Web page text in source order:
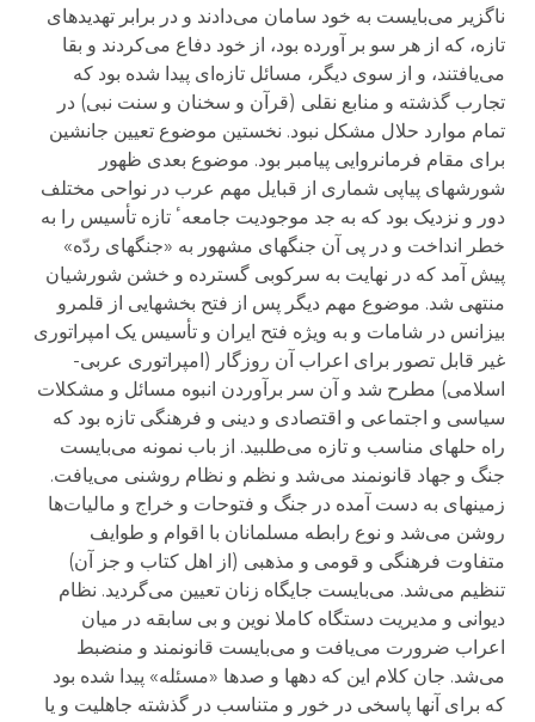
ناگزیر می‌بایست به خود سامان می‌دادند و در برابر تهدیدهای
تازه، که از هر سو بر آورده بود، از خود دفاع می‌کردند و بقا
می‌یافتند، و از سوی دیگر، مسائل تازه‌ای پیدا شده بود که
تجارب گذشته و منابع نقلی (قرآن و سخنان و سنت نبی) در
تمام موارد حلال مشکل نبود. نخستین موضوع تعیین جانشین
برای مقام فرمانروایی پیامبر بود. موضوع بعدی ظهور
شورشهای پیاپی شماری از قبایل مهم عرب در نواحی مختلف
دور و نزدیک بود که به جد موجودیت جامعهٴ تازه تأسیس را به
خطر انداخت و در پی آن جنگهای مشهور به «جنگهای ردّه»
پیش آمد که در نهایت به سرکوبی گسترده و خشن شورشیان
منتهی شد. موضوع مهم دیگر پس از فتح بخشهایی از قلمرو
بیزانس در شامات و به ویژه فتح ایران و تأسیس یک امپراتوری
غیر قابل تصور برای اعراب آن روزگار (امپراتوری عربی-
اسلامی) مطرح شد و آن سر برآوردن انبوه مسائل و مشکلات
سیاسی و اجتماعی و اقتصادی و دینی و فرهنگی تازه بود که
راه حلهای مناسب و تازه می‌طلبید. از باب نمونه می‌بایست
جنگ و جهاد قانونمند می‌شد و نظم و نظام روشنی می‌یافت.
زمینهای به دست آمده در جنگ و فتوحات و خراج و مالیات‌ها
روشن می‌شد و نوع رابطه مسلمانان با اقوام و طوایف
متفاوت فرهنگی و قومی و مذهبی (از اهل کتاب و جز آن)
تنظیم می‌شد. می‌بایست جایگاه زنان تعیین می‌گردید. نظام
دیوانی و مدیریت دستگاه کاملا نوین و بی سابقه در میان
اعراب ضرورت می‌یافت و می‌بایست قانونمند و منضبط
می‌شد. جان کلام این که دهها و صدها «مسئله» پیدا شده بود
که برای آنها پاسخی در خور و متناسب در گذشته جاهلیت و یا